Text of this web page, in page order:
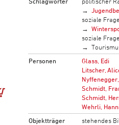
soziale
soziale
Personen
Glass, Edi
Litscher,
Schmidt,
Schmidt,
Wehrli,
Objektträger
stehendes